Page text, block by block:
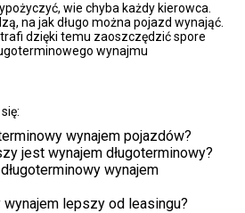
wie chyba każdy kierowca.
na jak długo można pojazd wynająć.
dzięki temu zaoszczędzić spore
wynajmu
wynajem pojazdów?
jest wynajem długoterminowy?
wynajem
wynajem lepszy od leasingu?